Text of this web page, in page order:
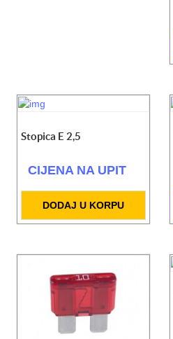
Stopica E 2,5
CIJENA NA UPIT
DODAJ U KORPU